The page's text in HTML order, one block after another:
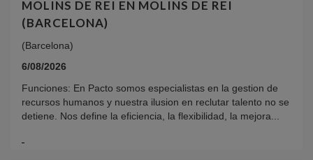
MOLINS DE REI EN MOLINS DE REI
(BARCELONA)
(Barcelona)
6/08/2026
Funciones: En Pacto somos especialistas en la gestion de
recursos humanos y nuestra ilusion en reclutar talento no se
detiene. Nos define la eficiencia, la flexibilidad, la mejora...